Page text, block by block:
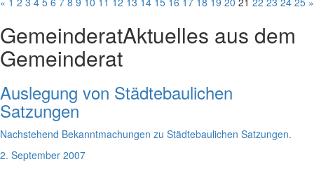
GemeinderatAktuelles aus dem
Gemeinderat
Auslegung von Städtebaulichen
Satzungen
Nachstehend Bekanntmachungen zu Städtebaulichen Satzungen.
2. September 2007